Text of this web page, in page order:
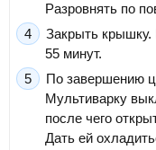
Разровнять по
Закрыть крышку.
55 минут.
По завершению
Мультиварку
после чего
Дать ей